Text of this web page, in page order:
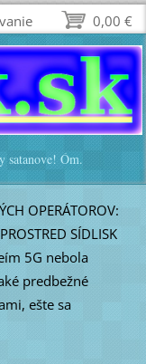
satanove! Óm.
OPERÁTOROV:
SÍDLISK
5G nebola
predbežné
ešte sa
file.io/ 0,00 €